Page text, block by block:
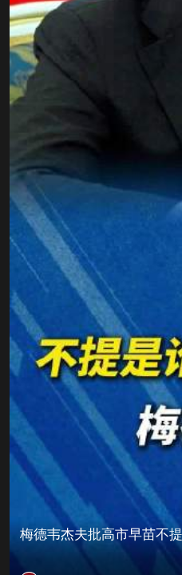
梅德韦杰夫批高市早苗不